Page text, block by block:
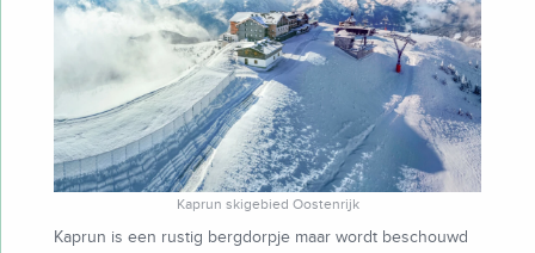
Kaprun skigebied Oostenrijk
Kaprun is een rustig bergdorpje maar wordt beschouwd